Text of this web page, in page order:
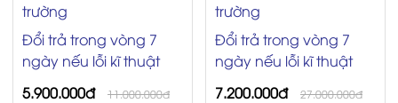
trường
Đổi trả trong vòng 7
ngày nếu lỗi kĩ thuật
5.900.000đ
11.000.000đ
trường
Đổi trả trong vòng 7
ngày nếu lỗi kĩ thuật
7.200.000đ
27.000.000đ